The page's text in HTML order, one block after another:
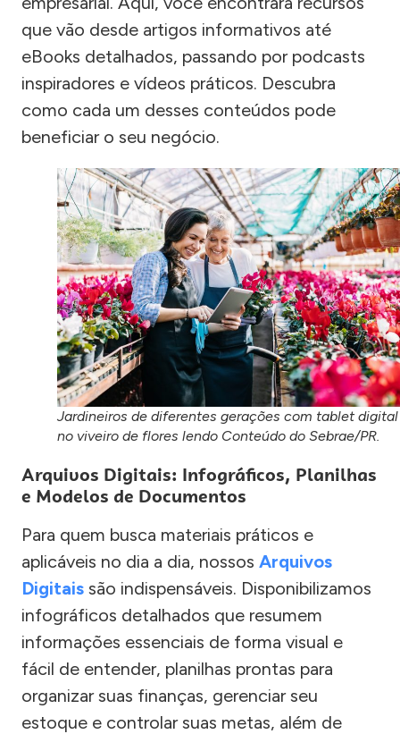
que vão desde artigos informativos até
eBooks detalhados, passando por podcasts
inspiradores e vídeos práticos. Descubra
como cada um desses conteúdos pode
beneficiar o seu negócio.
Jardineiros de diferentes gerações com tablet digital
no viveiro de flores lendo Conteúdo do Sebrae/PR.
Arquivos Digitais: Infográficos, Planilhas
e Modelos de Documentos
Para quem busca materiais práticos e
aplicáveis no dia a dia, nossos Arquivos
Digitais são indispensáveis. Disponibilizamos
infográficos detalhados que resumem
informações essenciais de forma visual e
fácil de entender, planilhas prontas para
organizar suas finanças, gerenciar seu
estoque e controlar suas metas, além de